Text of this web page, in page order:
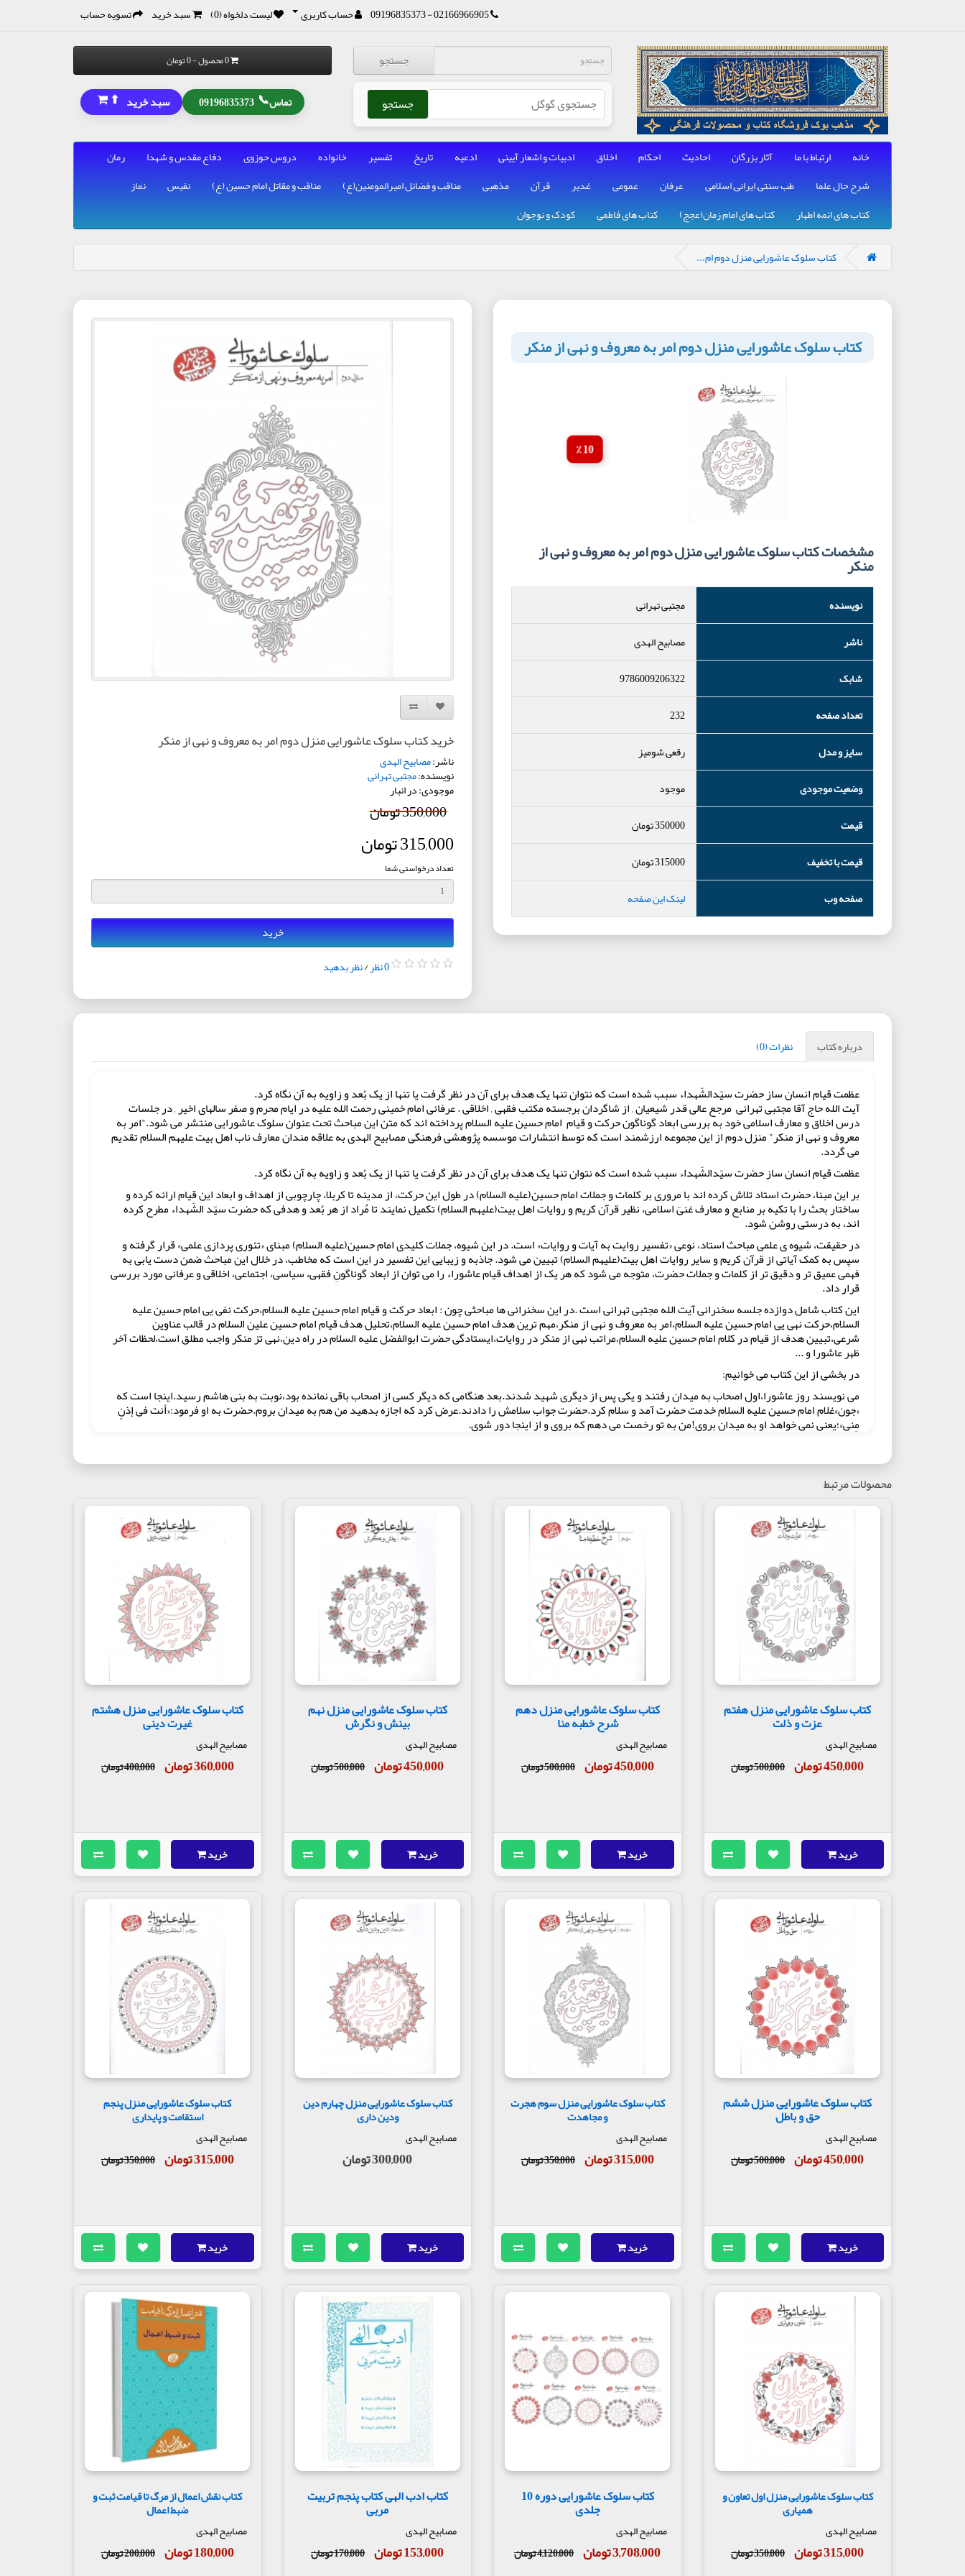
02166966905 - 09196835373 حساب کاربری لیست دلخواه (0) سبد خرید تسویه حساب
جستجو
جستجو
0 محصول - 0 تومان
تماس📞
09196835373 سبد خرید ⬆
خانه ارتباط با ما آثار بزرگان احادیث احکام اخلاق ادبیات و اشعار آیینی ادعیه تاریخ تفسیر خانواده دروس حوزوی دفاع مقدس و شهدا
رمان
شرح حال علما
طب سنتی, ایرانی, اسلامی عرفان عمومی غدیر قرآن مذهبی مناقب و فضائل امیرالمومنین(ع) مناقب و مقاتل امام حسین (ع) نفیس
نماز
کتاب های ائمه اطهار
کتاب های امام زمان(عجج) کتاب های فاطمی کودک و نوجوان
کتاب سلوک عاشورایی منزل دوم ام...
کتاب سلوک عاشورایی منزل دوم امر به معروف و نهی از منکر
10 ٪
مشخصات کتاب سلوک عاشورایی منزل دوم امر به معروف و نهی از
منکر
نویسنده
مجتبی تهرانی
ناشر
مصابیح الهدی
شابک
9786009206322
تعداد صفحه
232
سایز و مدل
رقعی شومیز
وضعیت موجودی
موجود
قیمت
350000تومان
قیمت با تخفیف
315000تومان
صفحه وب
لینک این صفحه
افزودن به لیست دلخواه
مقایسه این محصول
خرید کتاب سلوک عاشورایی منزل دوم امر به معروف و نهی از منکر
ناشر:مصابیح الهدی
نویسنده:مجتبی تهرانی
موجودی: در انبار
350,000 تومان
315,000 تومان
تعداد درخواستی شما
خرید
0 نظر /نظر بدهید
درباره کتاب نظرات (0)
عظمت قیام انسان ساز حضرت سیّدالشّهداء سبب شده است که نتوان تنها یک هدف برای آن در نظر گرفت یا تنها از یک بُعد و زاویه به آن نگاه کرد.
آیت الله حاج آقا مجتبی تهرانی مرجع عالی قدر شیعیان , از شاگردان برجسته مکتب فقهی , اخلاقی . عرفانی امام خمینی رحمت الله علیه در ایام محرم و صفر سالهای اخیر , در جلسات
درس اخلاق و معارف اسلامی خود به بررسی ابعاد گوناگون حرکت و قیام امام حسین علیه السلام پرداخته اند که متن این مباحث تحت عنوان سلوک عاشورایی منتشر می شود."امر به
معروف و نهی از منکر" منزل دوم از این مجموعه ارزشمند است که توسط انتشارات موسسه پژوهشی فرهنگی مصابیح الهدی به علاقه مندان معارف ناب اهل بیت علیهم السلام تقدیم
می گردد.
عظمت قیام انسان ساز حضرت سیّدالشّهداء سبب شده است که نتوان تنها یک هدف برای آن در نظر گرفت یا تنها از یک بُعد و زاویه به آن نگاه کرد.
بر این مبنا، حضرت استاد تلاش کرده اند با مروری بر کلمات و جملات امام حسین(علیه السلام) در طول این حرکت، از مدینه تا کربلا، چارچوبی از اهداف و ابعاد این قیام ارائه کرده و
ساختار بحث را با تکیه بر منابع و معارف غنیّ اسلامی، نظیر قرآن کریم و روایات اهل بیت(علیهم السلام) تکمیل نمایند تا مُراد از هر بُعد و هدفی که حضرت سیّد الشّهداء مطرح کرده
اند، به درستی روشن شود.
در حقیقت، شیوه ی علمی مباحث استاد، نوعی «تفسیر روایت به آیات و روایات» است. در این شیوه، جملات کلیدی امام حسین(علیه السلام) مبنای «تئوری پردازی علمی» قرار گرفته و
سپس به کمک آیاتی از قرآن کریم و سایر روایات اهل بیت(علیهم السلام) تبیین می شود. جاذبه و زیبایی این تفسیر در این است که مخاطب، در خلال این مباحث ضمن دست یابی به
فهمی عمیق تر و دقیق تر از کلمات و جملات حضرت، متوجه می شود که هر یک از اهداف قیام عاشوراء را می توان از ابعاد گوناگونِ فقهی، سیاسی، اجتماعی، اخلاقی و عرفانی مورد بررسی
قرار داد.
این کتاب شامل دوازده جلسه سخنرانی آیت الله مجتبی تهرانی است .در این سخنرانی ها مباحثی چون : ابعاد حرکت و قیام امام حسین علیه السلام،حرکت نفی یی امام حسین علیه
السلام،حرکت نهی یی امام حسین علیه السلام،امر به معروف و نهی از منکر،مهم ترین هدف امام حسین علیه السلام،تحلیل هدف قیام امام حسین علین السلام در قالب عناوین
شرعی،تبیین هدف از قیام در کلام امام حسین علیه السلام،مراتب نهی از منکر در روایات،ایستادگی حضرت ابوالفضل علیه السلام در راه دین،نهی تز منکر واجب مطلق است،لحظات آخر
ظهر عاشورا و ...
در بخشی از این کتاب می خوانیم:
می نویسند روز عاشورا،اول اصحاب به میدان رفتند و یکی پس از دیگری شهید شدند.بعد هنگامی که دیگر کسی از اصحاب باقی نمانده بود،نوبت به بنی هاشم رسید.اینجا است که
«جون»غلام امام حسین علیه السلام خدمت حضرت آمد و سلام کرد.حضرت جواب سلامش را دادند.عرض کرد که اجازه بدهید من هم به میدان بروم.حضرت به او فرمود:«أنت فی إذنٍ
مِنی»؛یعنی نمی خواهد او به میدان بروی!من به تو رخصت می دهم که بروی و از اینجا دور شوی.
ابوذر رضی الله عنه به ربذة هم رفت.وقتی ابوذر علیه السلام وفات کرد،جون دوباره به خانه امام علی علیه السلام برگشت و سال ها در خدمت حضرت علی علیه السلام بود.بعد هم
اینکه همراه کاروان به کربلا آمد.
و قتی حضرت به او فرمود:«أنت فی إذنٍ منی»،این حرف خیلی روی او اثر گذاشت.می نویسند:«فوقع جونُ عَلَی قَدَمی الحُسین یقبِلُهُ»؛این غلام سیاه خودش را روی دوپای امام حسین علیه
السلام انداخت و شروع کرد پاهای حضرت را بوسیدن.گفت:یابن رسول الله!ای پسر پیغمبر!آخر چطور می شود من که در خوشی ها با شما بودم،در گرفتاری شما را رها کنم؟درست است
که من از خاندان شریفی نیستم.درست است که من سیاه پوست هستم.درست است که من خوش بو نیستم.اما شما بیا و یک منت بر من بگذار و من را هم بهشتی کن.
(کتاب سلوک عاشورایی منزل دوم/صفحه 88)
مولف : آیت الله حاج آقا مجتبی تهرانی
انتشارات : مصابیح الهدی
محصولات مرتبط
کتاب سلوک عاشورایی منزل هفتم
عزت و ذلت
مصابیح الهدی
450,000 تومان 500,000 تومان
خرید
کتاب سلوک عاشورایی منزل دهم
شرح خطبه منا
مصابیح الهدی
450,000 تومان 500,000 تومان
خرید
کتاب سلوک عاشورایی منزل نهم
بینش و نگرش
مصابیح الهدی
450,000 تومان 500,000 تومان
خرید
کتاب سلوک عاشورایی منزل هشتم
غیرت دینی
مصابیح الهدی
360,000 تومان 400,000 تومان
خرید
کتاب سلوک عاشورایی منزل ششم
حق و باطل
مصابیح الهدی
450,000 تومان 500,000 تومان
خرید
کتاب سلوک عاشورایی منزل سوم هجرت
و مجاهدت
مصابیح الهدی
315,000 تومان 350,000 تومان
خرید
کتاب سلوک عاشورایی منزل چهارم دین
ودین داری
مصابیح الهدی
300,000 تومان
خرید
کتاب سلوک عاشورایی منزل پنجم
استقامت و پایداری
مصابیح الهدی
315,000 تومان 350,000 تومان
خرید
کتاب سلوک عاشورایی منزل اول تعاون و
همیاری
مصابیح الهدی
315,000 تومان 350,000 تومان
کتاب سلوک عاشورایی دوره 10
جلدی
مصابیح الهدی
3,708,000 تومان 4,120,000 تومان
کتاب ادب الهی کتاب پنجم تربیت
مربی
مصابیح الهدی
153,000 تومان 170,000 تومان
کتاب نقش اعمال از مرگ تا قیامت ثبت و
ضبط اعمال
مصابیح الهدی
180,000 تومان 200,000 تومان